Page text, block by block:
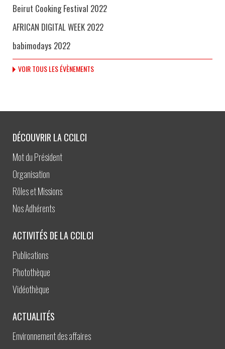
Beirut Cooking Festival 2022
AFRICAN DIGITAL WEEK 2022
babimodays 2022
VOIR TOUS LES ÉVÈNEMENTS
DÉCOUVRIR LA CCILCI
Mot du Président
Organisation
Rôles et Missions
Nos Adhérents
ACTIVITÉS DE LA CCILCI
Publications
Photothèque
Vidéothèque
ACTUALITÉS
Environnement des affaires